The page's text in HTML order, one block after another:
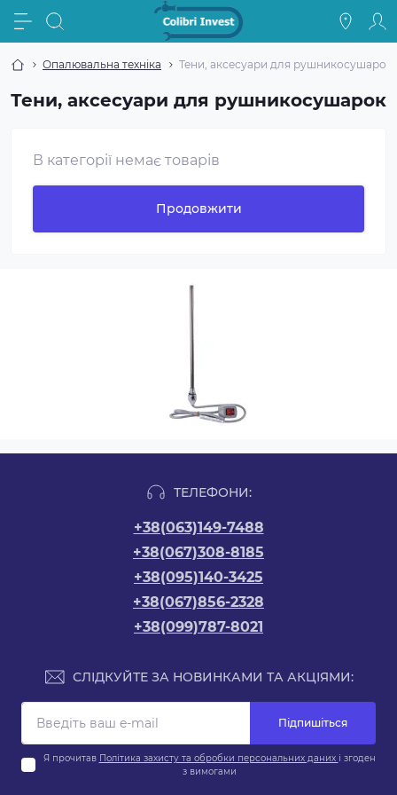
Опалювальна техніка Тени, аксесуари для рушникосушарок
Тени, аксесуари для рушникосушарок
В категорії немає товарів
Продовжити
ТЕЛЕФОНИ:
+38(063)149-7488
+38(067)308-8185
+38(095)140-3425
+38(067)856-2328
+38(099)787-8021
СЛІДКУЙТЕ ЗА НОВИНКАМИ ТА АКЦІЯМИ:
Підпишіться
Я прочитав Політика захисту та обробки персональних даних і згоден
з вимогами